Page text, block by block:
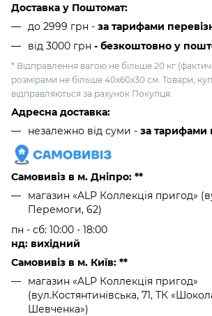
Доставка у Поштомат:
до 2999 грн - за тарифами
від 3000 грн - безкоштовно у
* Відправлення вагою не більше 20 кг
розмірами не більше 40х60х30 см. Товари,
відправляються за рахунок Покупця.
Адресна доставка:
незалежно від суми - за тарифами
Самовивіз в м. Дніпро: **
магазин «ALP Коллекція пригод»
Перемоги, 62)
пн - сб: 10:00 - 18:00
нд: вихідний
Самовивіз в м. Київ: **
магазин «ALP Коллекція пригод»
(вул.Костянтинівська, 71, ТК
Шевченка»)